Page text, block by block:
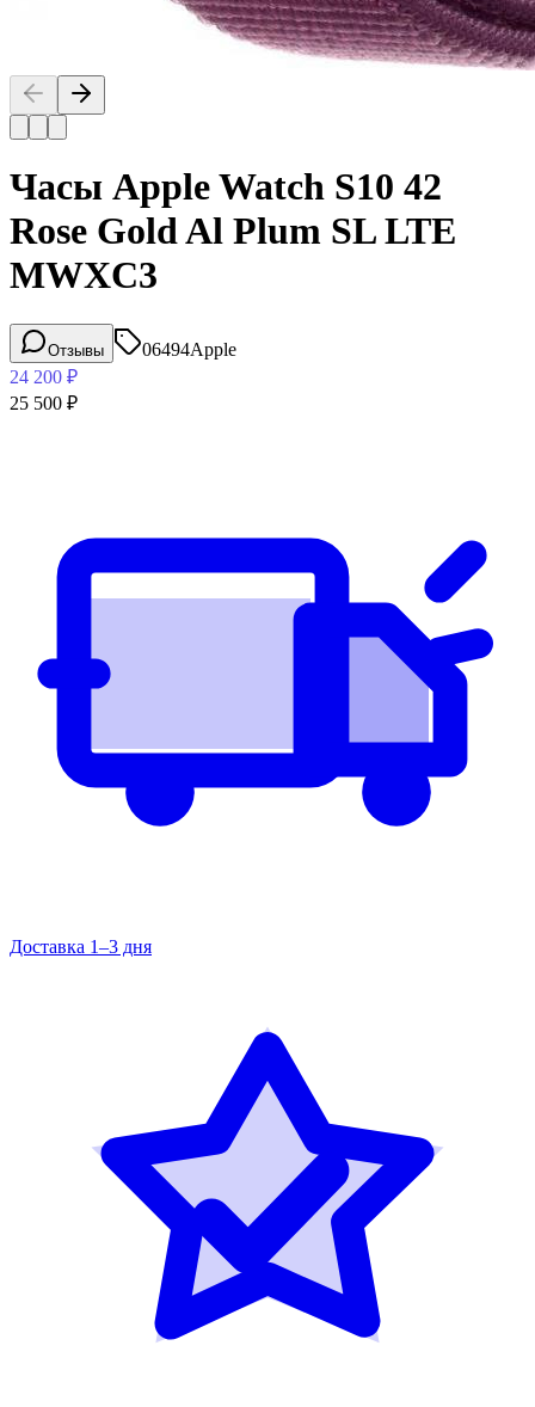
Часы Apple Watch S10 42
Rose Gold Al Plum SL LTE
MWXC3
Отзывы 06494Apple
24 200 ₽
25 500 ₽
Доставка 1–3 дня